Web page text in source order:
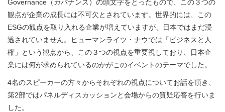
Governance（ガバナンス）の頭文字をとったもので、この３つの
観点が企業の成長には不可欠とされています。世界的には、この
ESGの観点を取り入れる企業が増えていますが、日本ではまだ浸
透されていません。ヒューマンライツ・ナウでは「ビジネスと人
権」という観点から、この３つの視点を重要視しており、日本企
業には何が求められているのかがこのイベントのテーマでした。
4名のスピーカーの方々からそれぞれの視点についてお話を頂き、
第2部ではパネルディスカッションと会場からの質疑応答を行いま
した。